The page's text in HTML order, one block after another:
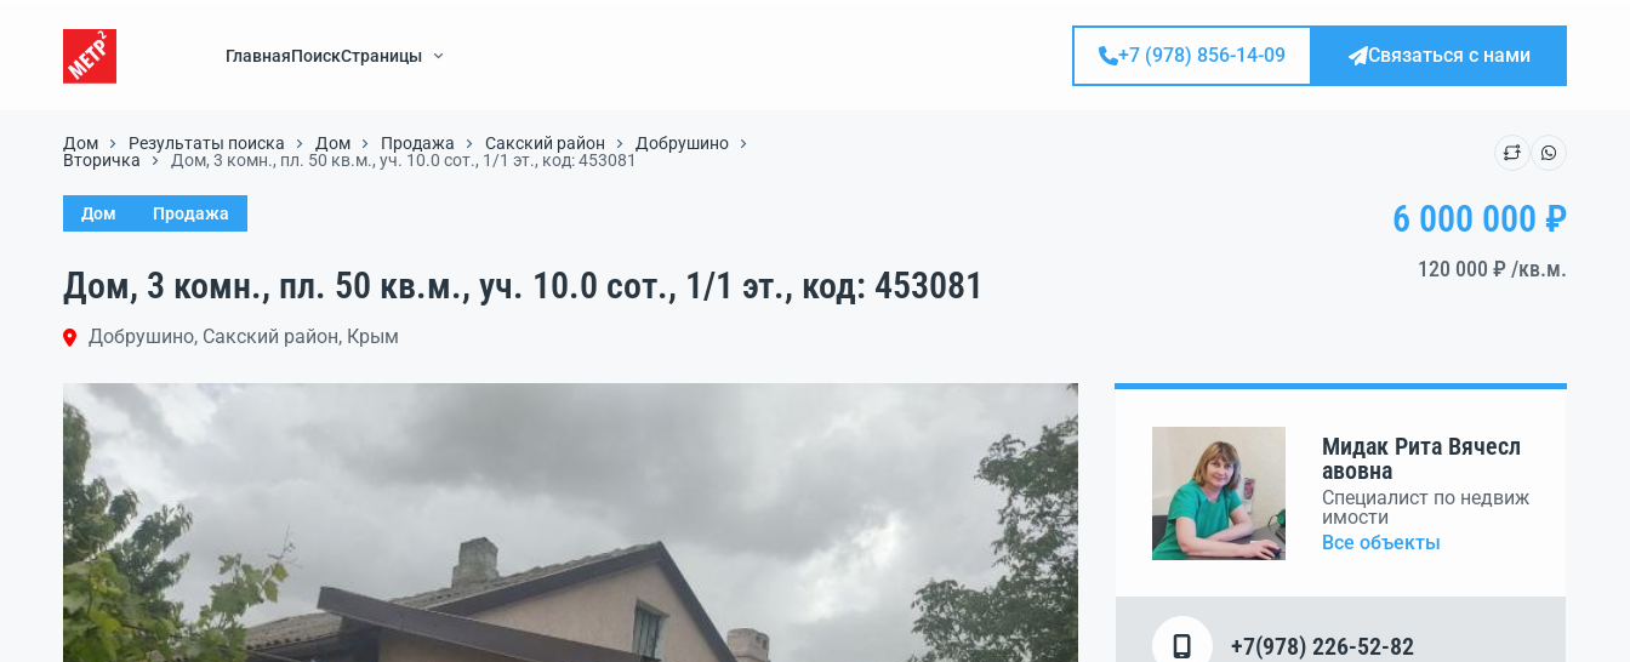
ГлавнаяПоискСтраницы +7 (978) 856-14-09 Связаться с нами
Дом Результаты поиска Дом Продажа Сакский район
Добрушино
Вторичка
Дом, 3 комн., пл. 50 кв.м., уч. 10.0 сот., 1/1 эт., код: 453081
Дом Продажа
Дом, 3 комн., пл. 50 кв.м., уч. 10.0 сот., 1/1 эт., код: 453081
Добрушино, Сакский район, Крым
6 000 000 ₽
120 000 ₽ /кв.м.
Мидак Рита Вячесл
авовна
Специалист по недвиж
имости
Все объекты
+7(978) 226-52-82